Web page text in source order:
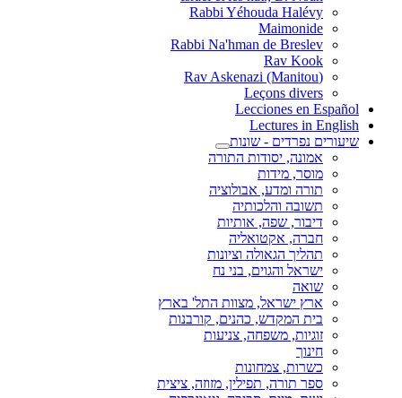
Rabbi Yéhouda Halévy
Maimonide
Rabbi Na'hman de Breslev
Rav Kook
(Rav Askenazi (Manitou
Leçons divers
Lecciones en Español
Lectures in English
שיעורים נפרדים - שונות
אמונה, יסודות התורה
מוסר, מידות
תורה ומדע, אבולוציה
תשובה והלכותיה
דיבור, שפה, אותיות
חברה, אקטואליה
תהליך הגאולה וציונות
ישראל והגוים, בני נח
שואה
ארץ ישראל, מצוות התל' בארץ
בית המקדש, כהנים, קורבנות
זוגיות, משפחה, צניעות
חינוך
כשרות, צמחונות
ספר תורה, תפילין, מזוזה, ציצית